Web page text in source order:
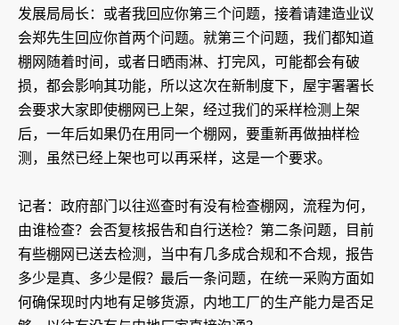
发展局局长：或者我回应你第三个问题，接着请建造业议
会郑先生回应你首两个问题。就第三个问题，我们都知道
棚网随着时间，或者日晒雨淋、打完风，可能都会有破
损，都会影响其功能，所以这次在新制度下，屋宇署署长
会要求大家即使棚网已上架，经过我们的采样检测上架
后，一年后如果仍在用同一个棚网，要重新再做抽样检
测，虽然已经上架也可以再采样，这是一个要求。
记者：政府部门以往巡查时有没有检查棚网，流程为何，
由谁检查？会否复核报告和自行送检？第二条问题，目前
有些棚网已送去检测，当中有几多成合规和不合规，报告
多少是真、多少是假？最后一条问题，在统一采购方面如
何确保现时内地有足够货源，内地工厂的生产能力是否足